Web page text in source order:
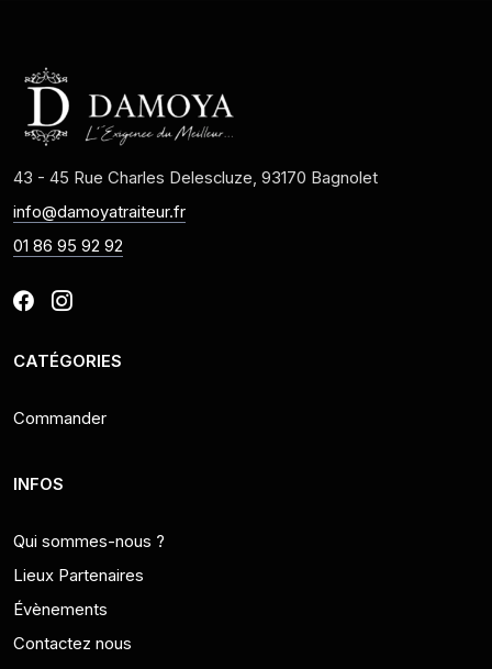
43 - 45 Rue Charles Delescluze, 93170 Bagnolet
info@damoyatraiteur.fr
01 86 95 92 92
CATÉGORIES
Commander
INFOS
Qui sommes-nous ?
Lieux Partenaires
Évènements
Contactez nous